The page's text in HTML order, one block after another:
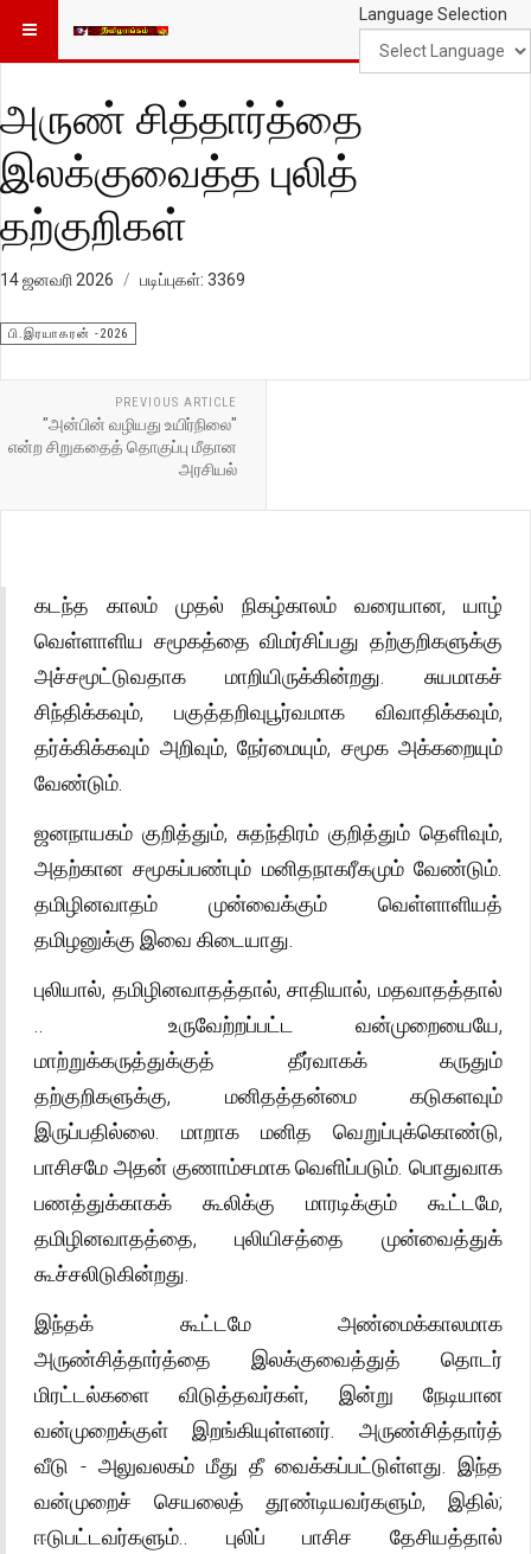
Language Selection
அருண் சித்தார்த்தை
இலக்குவைத்த புலித்
தற்குறிகள்
14 ஜனவரி 2026 படிப்புகள்: 3369
பி.இரயாகரன் -2026
PREVIOUS ARTICLE
"அன்பின் வழியது உயிர்நிலை"
என்ற சிறுகதைத் தொகுப்பு மீதான
அரசியல்
கடந்த காலம் முதல் நிகழ்காலம் வரையான, யாழ்
வெள்ளாளிய சமூகத்தை விமர்சிப்பது தற்குறிகளுக்கு
அச்சமூட்டுவதாக மாறியிருக்கின்றது. சுயமாகச்
சிந்திக்கவும், பகுத்தறிவுபூர்வமாக விவாதிக்கவும்,
தர்க்கிக்கவும் அறிவும், நேர்மையும், சமூக அக்கறையும்
வேண்டும்.
ஜனநாயகம் குறித்தும், சுதந்திரம் குறித்தும் தெளிவும்,
அதற்கான சமூகப்பண்பும் மனிதநாகரீகமும் வேண்டும்.
தமிழினவாதம் முன்வைக்கும் வெள்ளாளியத்
தமிழனுக்கு இவை கிடையாது.
புலியால், தமிழினவாதத்தால், சாதியால், மதவாதத்தால்
.. உருவேற்றப்பட்ட வன்முறையையே,
மாற்றுக்கருத்துக்குத் தீர்வாகக் கருதும்
தற்குறிகளுக்கு, மனிதத்தன்மை கடுகளவும்
இருப்பதில்லை. மாறாக மனித வெறுப்புக்கொண்டு,
பாசிசமே அதன் குணாம்சமாக வெளிப்படும். பொதுவாக
பணத்துக்காகக் கூலிக்கு மாரடிக்கும் கூட்டமே,
தமிழினவாதத்தை, புலியிசத்தை முன்வைத்துக்
கூச்சலிடுகின்றது.
இந்தக் கூட்டமே அண்மைக்காலமாக
அருண்சித்தார்த்தை இலக்குவைத்துத் தொடர்
மிரட்டல்களை விடுத்தவர்கள், இன்று நேடியான
வன்முறைக்குள் இறங்கியுள்ளனர். அருண்சித்தார்த்
வீடு - அலுவலகம் மீது தீ வைக்கப்பட்டுள்ளது. இந்த
வன்முறைச் செயலைத் தூண்டியவர்களும், இதில்;
ஈடுபட்டவர்களும்.. புலிப் பாசிச தேசியத்தால்